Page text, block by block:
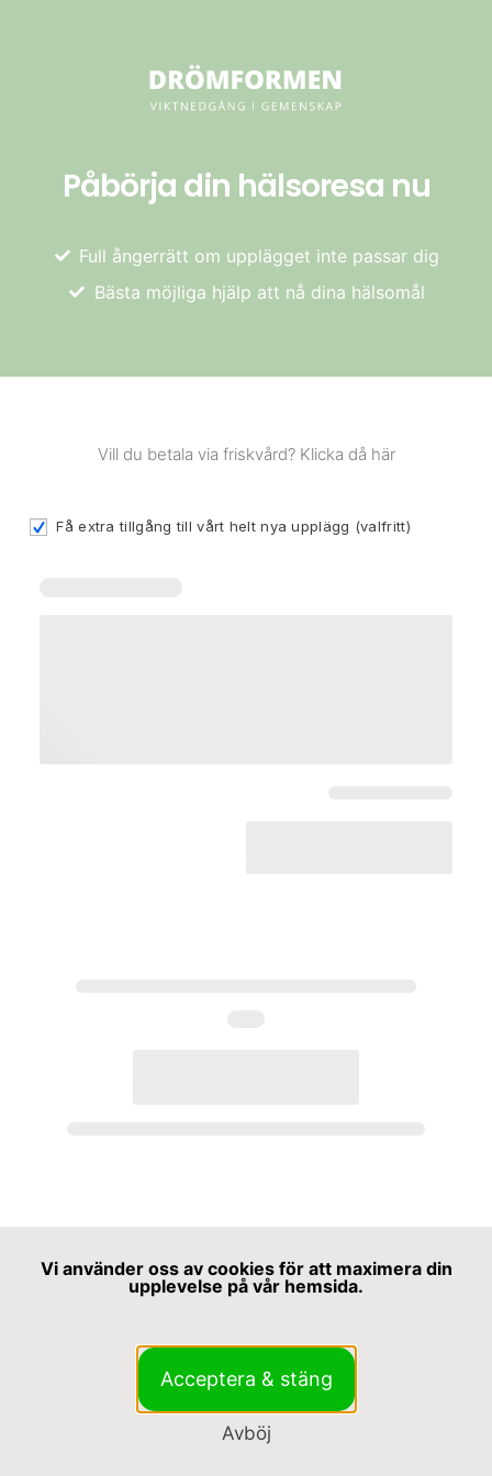
Påbörja din hälsoresa nu
Full ångerrätt om upplägget inte passar dig
Bästa möjliga hjälp att nå dina hälsomål
Vill du betala via friskvård? Klicka då här
Få extra tillgång till vårt helt nya upplägg (valfritt)
Vi använder oss av cookies för att maximera din
upplevelse på vår hemsida.
Acceptera & stäng
Avböj